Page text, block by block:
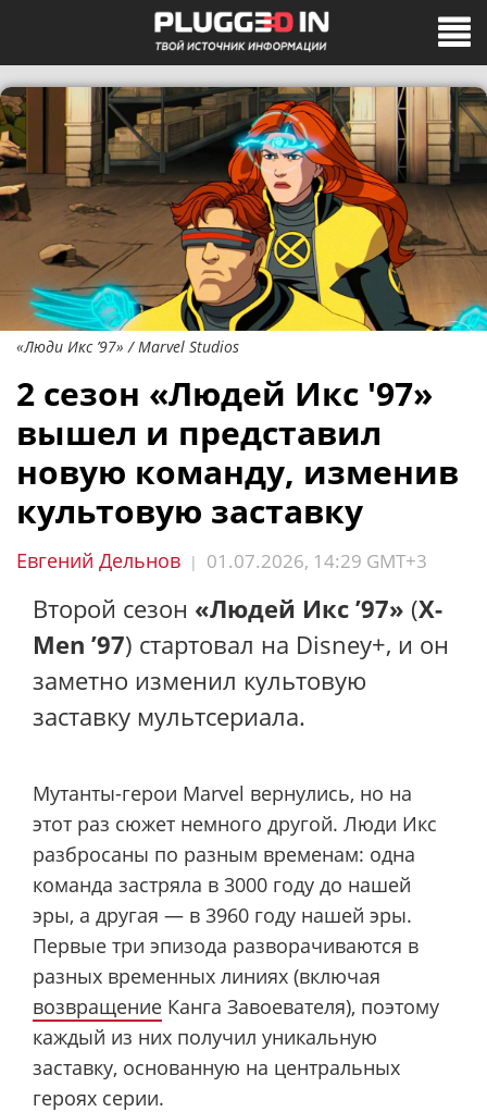
«Люди Икс ’97» / Marvel Studios
2 сезон «Людей Икс '97»
вышел и представил
новую команду, изменив
культовую заставку
Евгений Дельнов | 01.07.2026, 14:29 GMT+3
Второй сезон «Людей Икс ’97» (X-
Men ’97) стартовал на Disney+, и он
заметно изменил культовую
заставку мультсериала.
Мутанты-герои Marvel вернулись, но на
этот раз сюжет немного другой. Люди Икс
разбросаны по разным временам: одна
команда застряла в 3000 году до нашей
эры, а другая — в 3960 году нашей эры.
Первые три эпизода разворачиваются в
разных временных линиях (включая
возвращение Канга Завоевателя), поэтому
каждый из них получил уникальную
заставку, основанную на центральных
героях серии.